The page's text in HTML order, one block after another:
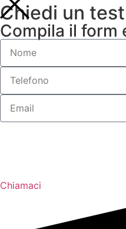
Chiedi un
Compila il form
Chiamaci